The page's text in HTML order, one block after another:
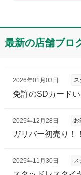
最新の店舗ブロ
2026年01月03日 ス
免許のSDカード
2025年12月28日 お
ガリバー初売り！
2025年11月30日 ス